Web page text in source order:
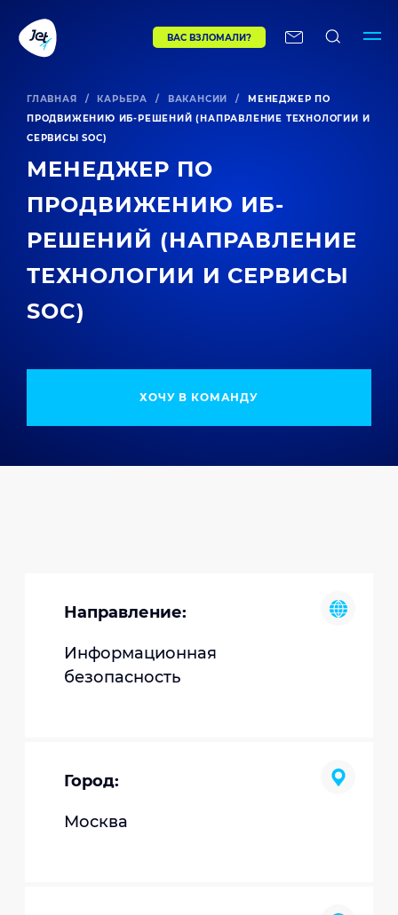
ВАС ВЗЛОМАЛИ?
ГЛАВНАЯ / КАРЬЕРА / ВАКАНСИИ /
МЕНЕДЖЕР ПО
ПРОДВИЖЕНИЮ ИБ-РЕШЕНИЙ (НАПРАВЛЕНИЕ ТЕХНОЛОГИИ И
СЕРВИСЫ SOC)
МЕНЕДЖЕР ПО
ПРОДВИЖЕНИЮ ИБ-
РЕШЕНИЙ (НАПРАВЛЕНИЕ
ТЕХНОЛОГИИ И СЕРВИСЫ
SOC)
ХОЧУ В КОМАНДУ
Направление:
Информационная
безопасность
Город:
Москва